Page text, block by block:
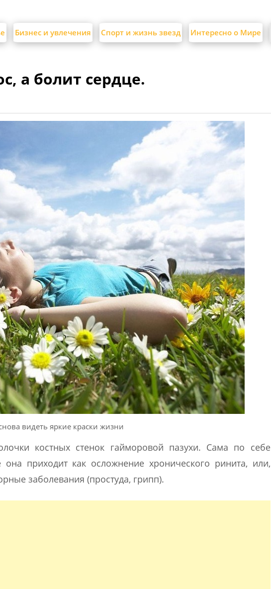
Бизнес и увлечения Спорт и жизнь звезд Интересно о Мире
а болит сердце.
видеть яркие краски жизни
костных стенок гайморовой пазухи. Сама по себе
приходит как осложнение хронического ринита, или,
заболевания (простуда, грипп).